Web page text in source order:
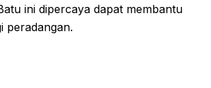
ini dipercaya dapat membantu
peradangan.